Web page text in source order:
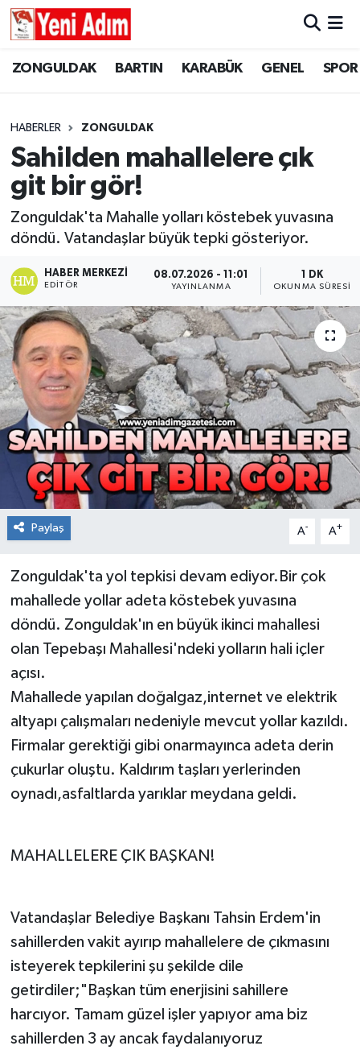
ZONGULDAK BARTIN KARABÜK GENEL SPOR
HABERLER ZONGULDAK
Sahilden mahallelere çık
git bir gör!
Zonguldak'ta Mahalle yolları köstebek yuvasına
döndü. Vatandaşlar büyük tepki gösteriyor.
HABER MERKEZI
EDITÖR
08.07.2026 - 11:01
YAYINLANMA
1 DK
OKUNMA SÜRESI
Paylaş A- A+
Zonguldak'ta yol tepkisi devam ediyor.Bir çok
mahallede yollar adeta köstebek yuvasına
döndü. Zonguldak'ın en büyük ikinci mahallesi
olan Tepebaşı Mahallesi'ndeki yolların hali içler
açısı.
Mahallede yapılan doğalgaz,internet ve elektrik
altyapı çalışmaları nedeniyle mevcut yollar kazıldı.
Firmalar gerektiği gibi onarmayınca adeta derin
çukurlar oluştu. Kaldırım taşları yerlerinden
oynadı,asfaltlarda yarıklar meydana geldi.
MAHALLELERE ÇIK BAŞKAN!
Vatandaşlar Belediye Başkanı Tahsin Erdem'in
sahillerden vakit ayırıp mahallelere de çıkmasını
isteyerek tepkilerini şu şekilde dile
getirdiler;"Başkan tüm enerjisini sahillere
harcıyor. Tamam güzel işler yapıyor ama biz
sahillerden 3 ay ancak faydalanıyoruz
ZONGULDAK
ASAYİŞ
GÜNCEL
SİYASET
RESMİ İLAN
ZONGULDAK
KARABÜK
GENEL
SPOR
SİYASET
SAĞLIK
GÜNCEL
RESMİ İLAN
Künye
Zonguldak Hava Durumu
Süper Lig Puan Durumu ve Fikstür
Tüm Manşetler
Son Dakika Haberleri
Haber Arşivi